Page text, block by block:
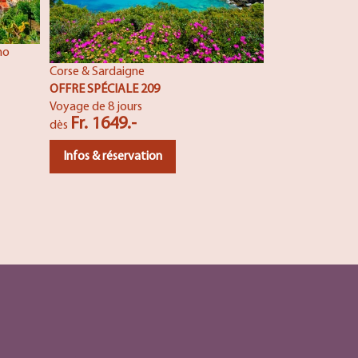
Corse & Sardaigne
OFFRE SPÉCIALE 209
Voyage de 8 jours
dès Fr. 1649.-
Infos & réservation